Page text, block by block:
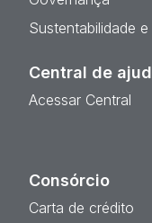
Sustentabilidade
Central de
Acessar Central
Consórcio
Carta de crédito